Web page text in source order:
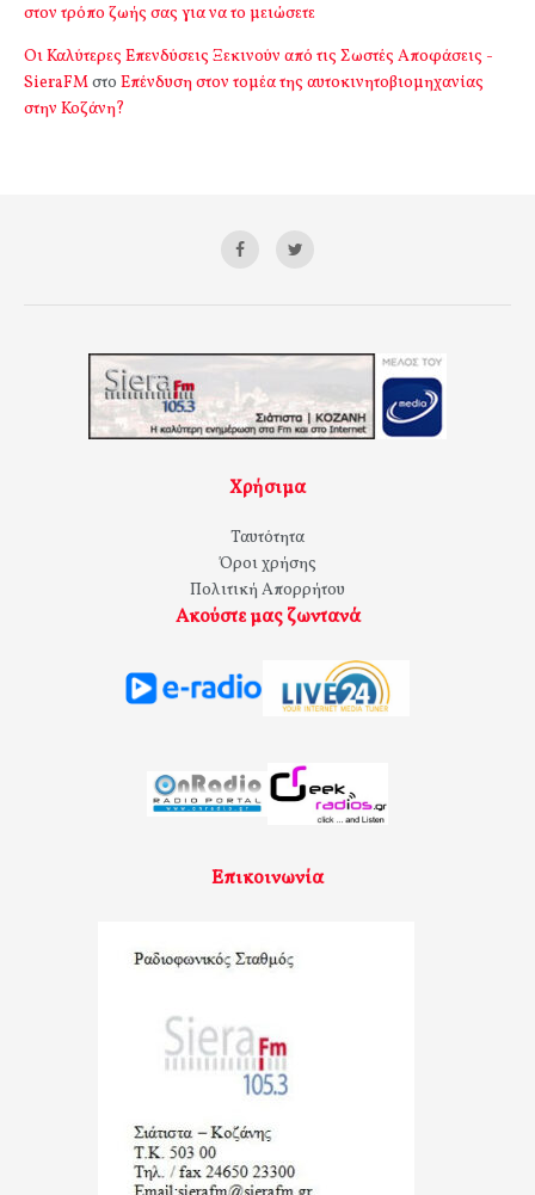
στον τρόπο ζωής σας για να το μειώσετε
Οι Καλύτερες Επενδύσεις Ξεκινούν από τις Σωστές Αποφάσεις -
SieraFMστο Επένδυση στον τομέα της αυτοκινητοβιομηχανίας
στην Κοζάνη?
Χρήσιμα
Ταυτότητα
Όροι χρήσης
Πολιτική Απορρήτου
Ακούστε μας ζωντανά
Επικοινωνία